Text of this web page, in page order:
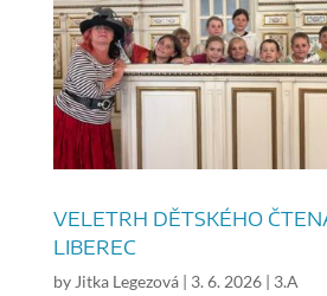
VELETRH DĚTSKÉHO
LIBEREC
by Jitka Legezová| 3. 6. 2026| 3.A